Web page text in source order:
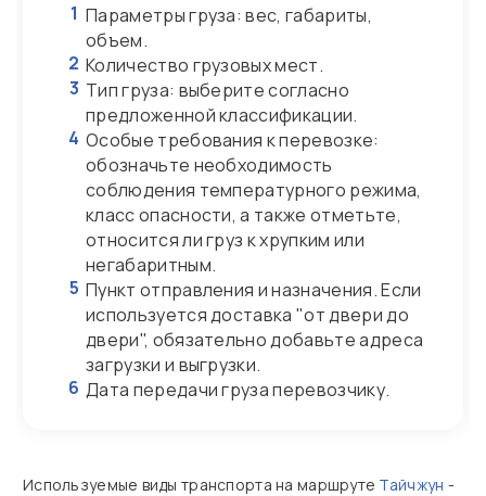
1 Параметры груза: вес, габариты,
объем.
2 Количество грузовых мест.
3 Тип груза: выберите согласно
предложенной классификации.
4 Особые требования к перевозке:
обозначьте необходимость
соблюдения температурного режима,
класс опасности, а также отметьте,
относится ли груз к хрупким или
негабаритным.
5 Пункт отправления и назначения. Если
используется доставка "от двери до
двери", обязательно добавьте адреса
загрузки и выгрузки.
6 Дата передачи груза перевозчику.
Используемые виды транспорта на маршруте Тайчжун -